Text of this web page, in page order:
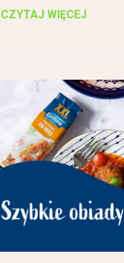
CZYTAJ WIĘCEJ